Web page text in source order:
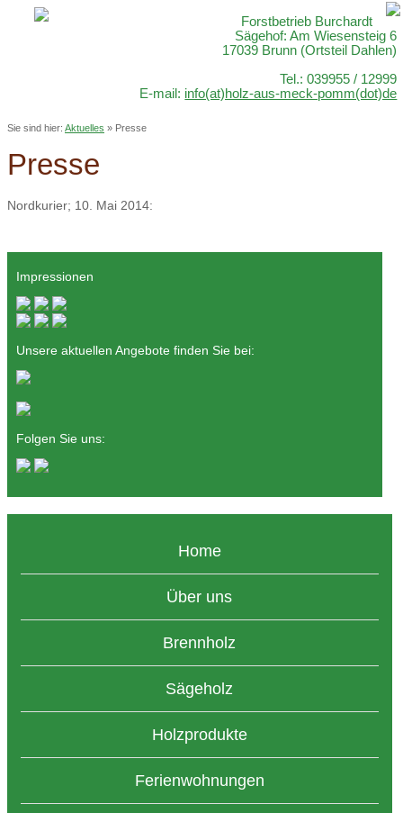
Forstbetrieb Burchardt
Sägehof: Am Wiesensteig 6
17039 Brunn (Ortsteil Dahlen)
Tel.: 039955 / 12999
E-mail: info(at)holz-aus-meck-pomm(dot)de
Sie sind hier: Aktuelles » Presse
Presse
Nordkurier; 10. Mai 2014:
Impressionen
Unsere aktuellen Angebote finden Sie bei:
Folgen Sie uns:
Home
Über uns
Brennholz
Sägeholz
Holzprodukte
Ferienwohnungen